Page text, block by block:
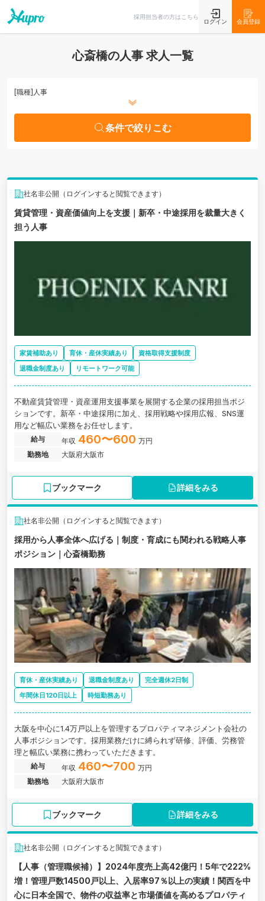
採用担当者の方はこちら
ログイン 会員登録
心斎橋の人事 求人一覧
[職種] 人事
条件で絞りこむ
社名非公開（ログインすると閲覧できます）
賃貸管理・資産価値向上を支援｜新卒・中途採用を裁量大きく
担う人事
家賃補助あり 育休・産休実績あり
資格取得支援制度
退職金制度あり
リモートワーク可能
不動産賃貸管理・資産運用支援事業を展開する企業の採用担当ポジ
ションです。新卒・中途採用に加え、採用戦略や採用広報、SNS運
用など幅広い業務をお任せします。
給与 年収 460〜600 万円
勤務地
大阪府大阪市
ブックマーク 詳細をみる
社名非公開（ログインすると閲覧できます）
採用から人事全体へ広げる｜制度・育成にも関われる戦略人事
ポジション｜心斎橋勤務
育休・産休実績あり 退職金制度あり
完全週休2日制
年間休日120日以上
時短勤務あり
大阪を中心に1.4万戸以上を管理するプロパティマネジメント会社の
人事ポジションです。採用業務だけに縛られず研修、評価、労務管
理と幅広い業務に携わっていただきます。
給与 年収 460〜700 万円
勤務地
大阪府大阪市
ブックマーク 詳細をみる
社名非公開（ログインすると閲覧できます）
【人事（管理職候補）】2024年度売上高42億円！5年で222%
増！管理戸数14500戸以上、入居率97％以上の実績！関西を中
心に日本全国で、物件の収益率と市場価値を高めるプロパティ